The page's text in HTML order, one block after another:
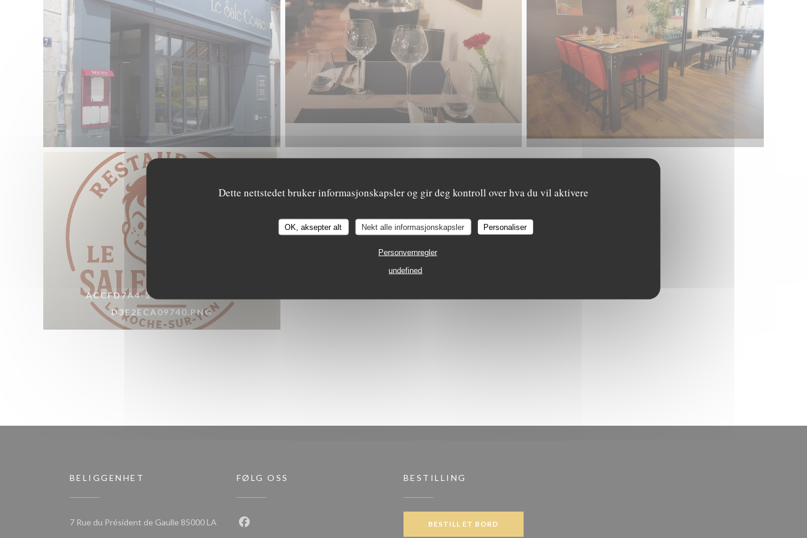
Dette nettstedet bruker informasjonskapsler og gir deg kontroll over hva du vil aktivere
OK, aksepter alt Nekt alle informasjonskapsler Personaliser
Personvernregler
undefined
ACCFD7A4-2C63-4CC9-A9FC-
D3E2ECA09740.PNG
BELIGGENHET
7 Rue du Président de Gaulle 85000 LA
FØLG OSS BESTILLING
BESTILL ET BORD
Le Sale Gosse